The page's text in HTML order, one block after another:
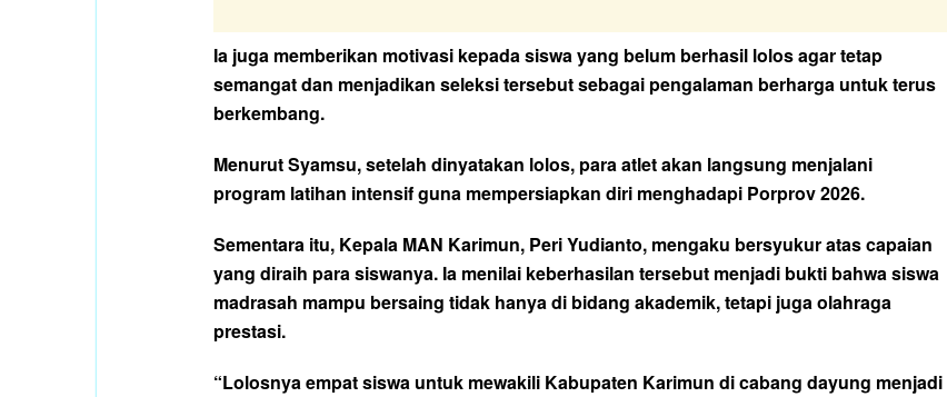
Ia juga memberikan motivasi kepada siswa yang belum berhasil lolos agar tetap
semangat dan menjadikan seleksi tersebut sebagai pengalaman berharga untuk terus
berkembang.
Menurut Syamsu, setelah dinyatakan lolos, para atlet akan langsung menjalani
program latihan intensif guna mempersiapkan diri menghadapi Porprov 2026.
Sementara itu, Kepala MAN Karimun, Peri Yudianto, mengaku bersyukur atas capaian
yang diraih para siswanya. Ia menilai keberhasilan tersebut menjadi bukti bahwa siswa
madrasah mampu bersaing tidak hanya di bidang akademik, tetapi juga olahraga
prestasi.
“Lolosnya empat siswa untuk mewakili Kabupaten Karimun di cabang dayung menjadi